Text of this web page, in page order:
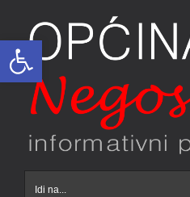
Open toolbar
content
Idi na...